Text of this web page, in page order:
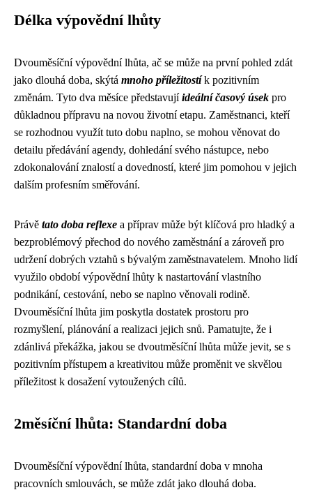
Délka výpovědní lhůty
Dvouměsíční výpovědní lhůta, ač se může na první pohled zdát
jako dlouhá doba, skýtá mnoho příležitostík pozitivním
změnám. Tyto dva měsíce představujíideální časový úsek pro
důkladnou přípravu na novou životní etapu. Zaměstnanci, kteří
se rozhodnou využít tuto dobu naplno, se mohou věnovat do
detailu předávání agendy, dohledání svého nástupce, nebo
zdokonalování znalostí a dovedností, které jim pomohou v jejich
dalším profesním směřování.
Právě tato doba reflexe a příprav může být klíčová pro hladký a
bezproblémový přechod do nového zaměstnání a zároveň pro
udržení dobrých vztahů s bývalým zaměstnavatelem. Mnoho lidí
využilo období výpovědní lhůty k nastartování vlastního
podnikání, cestování, nebo se naplno věnovali rodině.
Dvouměsíční lhůta jim poskytla dostatek prostoru pro
rozmyšlení, plánování a realizaci jejich snů. Pamatujte, že i
zdánlivá překážka, jakou se dvoutměsíční lhůta může jevit, se s
pozitivním přístupem a kreativitou může proměnit ve skvělou
příležitost k dosažení vytoužených cílů.
2měsíční lhůta: Standardní doba
Dvouměsíční výpovědní lhůta, standardní doba v mnoha
pracovních smlouvách, se může zdát jako dlouhá doba.